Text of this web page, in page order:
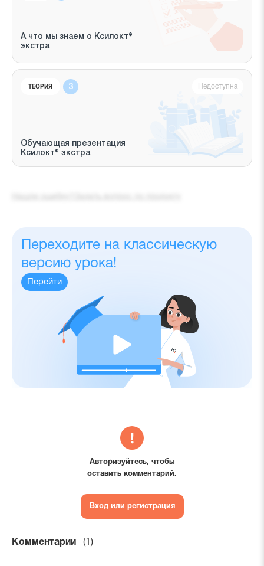
А что мы знаем о Ксилокт®
экстра
ТЕОРИЯ Недоступна
Обучающая презентация
Ксилокт® экстра
Переходите на классическую
версию урока!
Перейти
Авторизуйтесь, чтобы
оставить комментарий.
Вход или регистрация
Комментарии (1)